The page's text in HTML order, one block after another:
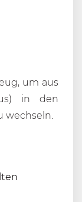
um aus
in den
wechseln.